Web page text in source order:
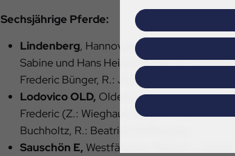
Sechsjährige Pferde:
Lindenberg, Hannoveraner Hengst v.
Sabine und Hans Heinrich Maak, B.: Annelie
Frederic Bünger, R.: Jacob Schenk)
Lodovico OLD, Oldenburger Hengst v.
Frederic (Z.: Wieghaus-Vorwerk GbR, B.:
Buchholtz, R.: Beatrice Hoffrogge)
Sauschön E, Westfälischer Wallach v. Secret